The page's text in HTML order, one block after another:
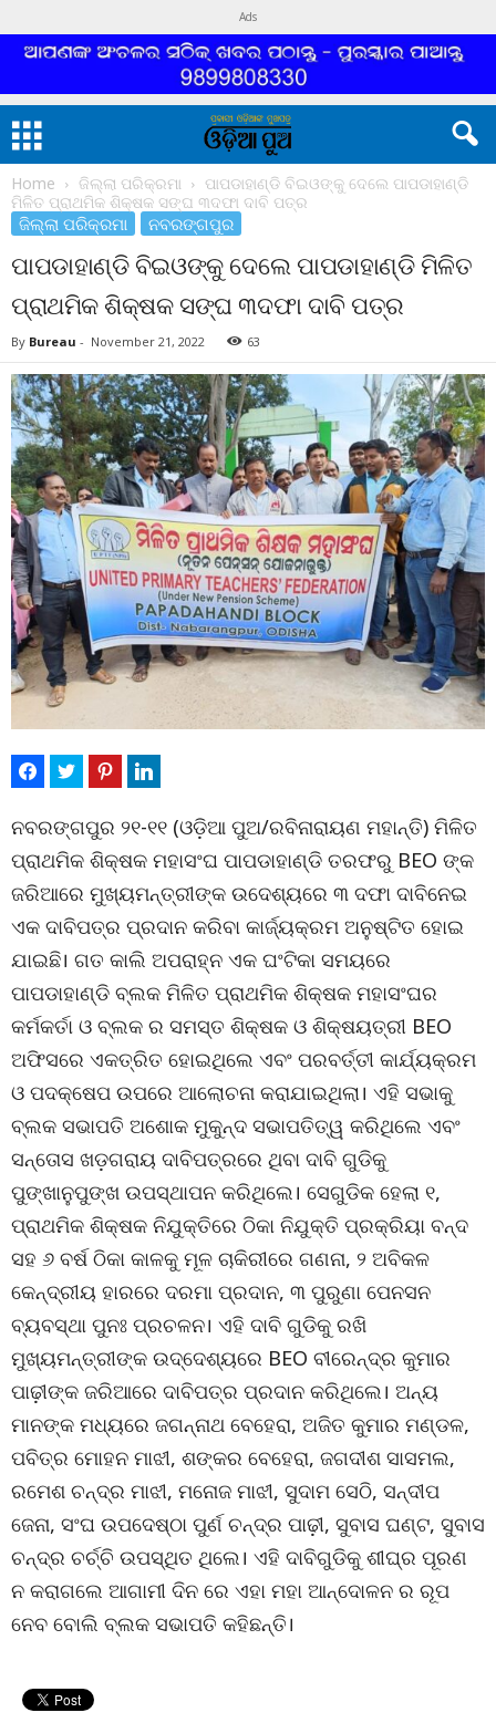
Ads
Home ଜିଲ୍ଲା ପରିକ୍ରମା
ପାପଡାହାଣ୍ଡି ବିଇଓଙ୍କୁ ଦେଲେ ପାପଡାହାଣ୍ଡି
ମିଳିତ ପ୍ରାଥମିକ ଶିକ୍ଷକ ସଙ୍ଘ ୩ଦଫା ଦାବି ପତ୍ର
ଜିଲ୍ଲା ପରିକ୍ରମା ନବରଙ୍ଗପୁର
ପାପଡାହାଣ୍ଡି ବିଇଓଙ୍କୁ ଦେଲେ ପାପଡାହାଣ୍ଡି ମିଳିତ
ପ୍ରାଥମିକ ଶିକ୍ଷକ ସଙ୍ଘ ୩ଦଫା ଦାବି ପତ୍ର
By Bureau - November 21, 2022 63
ନବରଙ୍ଗପୁର ୨୧-୧୧ (ଓଡ଼ିଆ ପୁଅ/ରବିନାରାୟଣ ମହାନ୍ତି) ମିଳିତ
ପ୍ରାଥମିକ ଶିକ୍ଷକ ମହାସଂଘ ପାପଡାହାଣ୍ଡି ତରଫରୁ BEO ଙ୍କ
ଜରିଆରେ ମୁଖ୍ୟମନ୍ତ୍ରୀଙ୍କ ଉଦେଶ୍ୟରେ ୩ ଦଫା ଦାବିନେଇ
ଏକ ଦାବିପତ୍ର ପ୍ରଦାନ କରିବା କାର୍ଜ୍ୟକ୍ରମ ଅନୁଷ୍ଟିତ ହୋଇ
ଯାଇଛି। ଗତ କାଲି ଅପରାହ୍ନ ଏକ ଘଂଟିକା ସମୟରେ
ପାପଡାହାଣ୍ଡି ବ୍ଲକ ମିଳିତ ପ୍ରାଥମିକ ଶିକ୍ଷକ ମହାସଂଘର
କର୍ମକର୍ତା ଓ ବ୍ଲକ ର ସମସ୍ତ ଶିକ୍ଷକ ଓ ଶିକ୍ଷୟତ୍ରୀ BEO
ଅଫିସରେ ଏକତ୍ରିତ ହୋଇଥିଲେ ଏବଂ ପରବର୍ତ୍ତୀ କାର୍ଯ୍ୟକ୍ରମ
ଓ ପଦକ୍ଷେପ ଉପରେ ଆଲୋଚନା କରାଯାଇଥିଲା। ଏହି ସଭାକୁ
ବ୍ଲକ ସଭାପତି ଅଶୋକ ମୁକୁନ୍ଦ ସଭାପତିତ୍ୱ କରିଥିଲେ ଏବଂ
ସନ୍ତୋସ ଖଡ଼ଗରାୟ ଦାବିପତ୍ରରେ ଥିବା ଦାବି ଗୁଡିକୁ
ପୁଙ୍ଖାନୁପୁଙ୍ଖ ଉପସ୍ଥାପନ କରିଥିଲେ। ସେଗୁଡିକ ହେଲା ୧,
ପ୍ରାଥମିକ ଶିକ୍ଷକ ନିଯୁକ୍ତିରେ ଠିକା ନିଯୁକ୍ତି ପ୍ରକ୍ରିୟା ବନ୍ଦ
ସହ ୬ ବର୍ଷ ଠିକା କାଳକୁ ମୂଳ ଚାକିରୀରେ ଗଣନା, ୨ ଅବିକଳ
କେନ୍ଦ୍ରୀୟ ହାରରେ ଦରମା ପ୍ରଦାନ, ୩ ପୁରୁଣା ପେନସନ
ବ୍ୟବସ୍ଥା ପୁନଃ ପ୍ରଚଳନ। ଏହି ଦାବି ଗୁଡିକୁ ରଖି
ମୁଖ୍ୟମନ୍ତ୍ରୀଙ୍କ ଉଦ୍ଦେଶ୍ୟରେ BEO ବୀରେନ୍ଦ୍ର କୁମାର
ପାଢ଼ୀଙ୍କ ଜରିଆରେ ଦାବିପତ୍ର ପ୍ରଦାନ କରିଥିଲେ। ଅନ୍ୟ
ମାନଙ୍କ ମଧ୍ୟରେ ଜଗନ୍ନାଥ ବେହେରା, ଅଜିତ କୁମାର ମଣ୍ଡଳ,
ପବିତ୍ର ମୋହନ ମାଝୀ, ଶଙ୍କର ବେହେରା, ଜଗଦୀଶ ସାସମଲ,
ରମେଶ ଚନ୍ଦ୍ର ମାଝୀ, ମନୋଜ ମାଝୀ, ସୁଦାମ ସେଠି, ସନ୍ଦୀପ
ଜେନା, ସଂଘ ଉପଦେଷ୍ଠା ପୁର୍ଣ ଚନ୍ଦ୍ର ପାଢ଼ୀ, ସୁବାସ ଘଣ୍ଟ, ସୁବାସ
ଚନ୍ଦ୍ର ଚର୍ଚ୍ଚି ଉପସ୍ଥିତ ଥିଲେ। ଏହି ଦାବିଗୁଡିକୁ ଶୀଘ୍ର ପୂରଣ
ନ କରାଗଲେ ଆଗାମୀ ଦିନ ରେ ଏହା ମହା ଆନ୍ଦୋଳନ ର ରୂପ
ନେବ ବୋଲି ବ୍ଲକ ସଭାପତି କହିଛନ୍ତି।